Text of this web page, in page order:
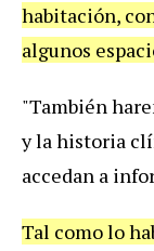
habitación,
algunos
"También
y la historia
accedan a
Tal como lo